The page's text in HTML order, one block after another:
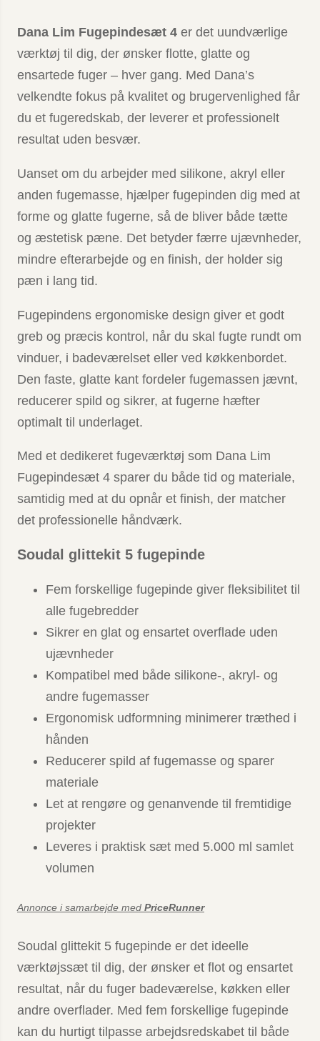
Dana Lim Fugepindesæt 4 er det uundværlige
værktøj til dig, der ønsker flotte, glatte og
ensartede fuger – hver gang. Med Dana’s
velkendte fokus på kvalitet og brugervenlighed får
du et fuge­redskab, der leverer et professionelt
resultat uden besvær.
Uanset om du arbejder med silikone, akryl eller
anden fugemasse, hjælper fugepinden dig med at
forme og glatte fugerne, så de bliver både tætte
og æstetisk pæne. Det betyder færre ujævnheder,
mindre efterarbejde og en finish, der holder sig
pæn i lang tid.
Fugepindens ergonomiske design giver et godt
greb og præcis kontrol, når du skal fugte rundt om
vinduer, i badeværelset eller ved køkkenbordet.
Den faste, glatte kant fordeler fugemassen jævnt,
reducerer spild og sikrer, at fugerne hæfter
optimalt til underlaget.
Med et dedikeret fugeværktøj som Dana Lim
Fugepindesæt 4 sparer du både tid og materiale,
samtidig med at du opnår et finish, der matcher
det professionelle håndværk.
Soudal glittekit 5 fugepinde
Fem forskellige fugepinde giver fleksibilitet til
alle fugebredder
Sikrer en glat og ensartet overflade uden
ujævnheder
Kompatibel med både silikone-, akryl- og
andre fugemasser
Ergonomisk udformning minimerer træthed i
hånden
Reducerer spild af fugemasse og sparer
materiale
Let at rengøre og genanvende til fremtidige
projekter
Leveres i praktisk sæt med 5.000 ml samlet
volumen
Annonce i samarbejde med PriceRunner
Soudal glittekit 5 fugepinde er det ideelle
værktøjssæt til dig, der ønsker et flot og ensartet
resultat, når du fuger badeværelse, køkken eller
andre overflader. Med fem forskellige fugepinde
kan du hurtigt tilpasse arbejdsredskabet til både